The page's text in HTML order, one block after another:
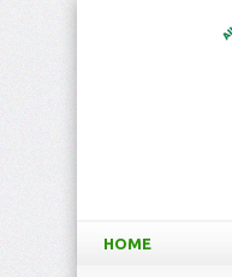
HOME